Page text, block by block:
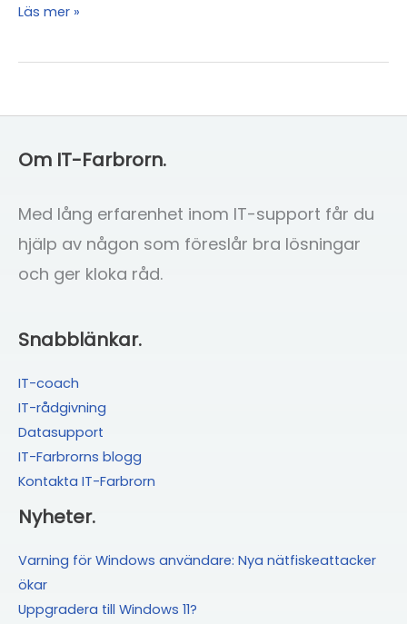
Använda
och
bästa
Läs mer »
Om IT-Farbrorn.
Med lång erfarenhet inom IT-support får du
hjälp av någon som föreslår bra lösningar
och ger kloka råd.
Snabblänkar.
IT-coach
IT-rådgivning
Datasupport
IT-Farbrorns blogg
Kontakta IT-Farbrorn
Nyheter.
Varning för Windows användare: Nya nätfiskeattacker
ökar
Uppgradera till Windows 11?